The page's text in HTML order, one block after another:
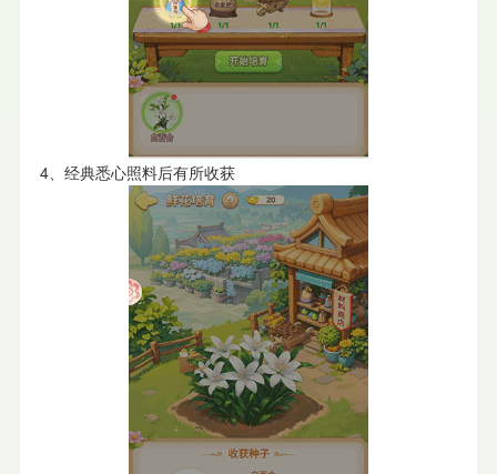
4、经典悉心照料后有所收获